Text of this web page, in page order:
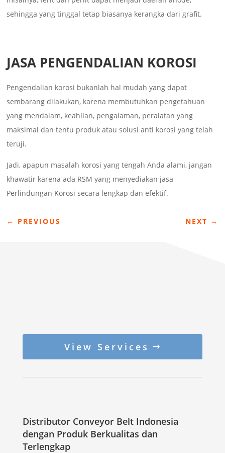
sehingga yang tinggal tetap biasanya kerangka dari grafit.
JASA PENGENDALIAN KOROSI
Pengendalian korosi bukanlah hal mudah yang dapat
sembarang dilakukan, karena membutuhkan pengetahuan
yang mendalam, keahlian, pengalaman, peralatan yang
maksimal dan tentu produk atau solusi anti korosi yang telah
teruji.
Jadi, apapun masalah korosi yang tengah Anda alami, jangan
khawatir karena ada RSM yang menyediakan jasa
Perlindungan Korosi secara lengkap dan efektif.
← PREVIOUS NEXT →
View Services
Distributor Conveyor Belt Indonesia
dengan Produk Berkualitas dan
Terlengkap